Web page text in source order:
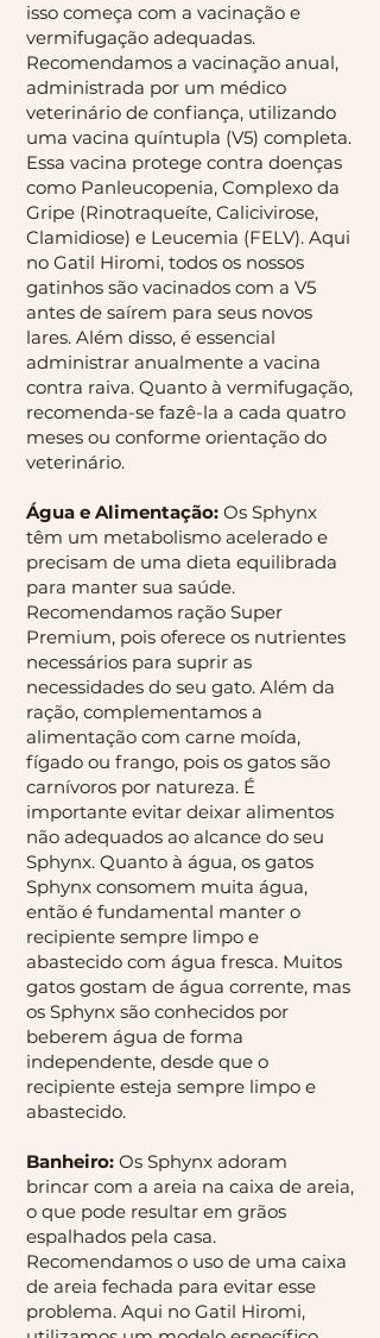
isso começa com a vacinação e
vermifugação adequadas.
Recomendamos a vacinação anual,
administrada por um médico
veterinário de confiança, utilizando
uma vacina quíntupla (V5) completa.
Essa vacina protege contra doenças
como Panleucopenia, Complexo da
Gripe (Rinotraqueíte, Calicivirose,
Clamidiose) e Leucemia (FELV). Aqui
no Gatil Hiromi, todos os nossos
gatinhos são vacinados com a V5
antes de saírem para seus novos
lares. Além disso, é essencial
administrar anualmente a vacina
contra raiva. Quanto à vermifugação,
recomenda-se fazê-la a cada quatro
meses ou conforme orientação do
veterinário.
Água e Alimentação: Os Sphynx
têm um metabolismo acelerado e
precisam de uma dieta equilibrada
para manter sua saúde.
Recomendamos ração Super
Premium, pois oferece os nutrientes
necessários para suprir as
necessidades do seu gato. Além da
ração, complementamos a
alimentação com carne moída,
fígado ou frango, pois os gatos são
carnívoros por natureza. É
importante evitar deixar alimentos
não adequados ao alcance do seu
Sphynx. Quanto à água, os gatos
Sphynx consomem muita água,
então é fundamental manter o
recipiente sempre limpo e
abastecido com água fresca. Muitos
gatos gostam de água corrente, mas
os Sphynx são conhecidos por
beberem água de forma
independente, desde que o
recipiente esteja sempre limpo e
abastecido.
Banheiro: Os Sphynx adoram
brincar com a areia na caixa de areia,
o que pode resultar em grãos
espalhados pela casa.
Recomendamos o uso de uma caixa
de areia fechada para evitar esse
problema. Aqui no Gatil Hiromi,